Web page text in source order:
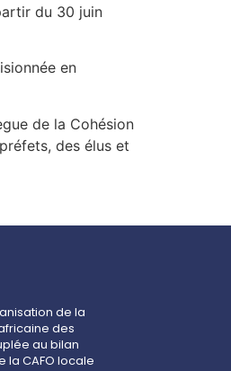
du 30 juin
en
de la Cohésion
des élus et
de la
des
au bilan
la CAFO locale